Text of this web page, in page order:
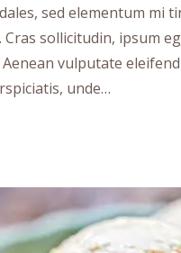
sed elementum mi
Cras sollicitudin, ipsum
vulputate
unde…